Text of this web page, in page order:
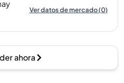
Ver datos de mercado(0)
ahora